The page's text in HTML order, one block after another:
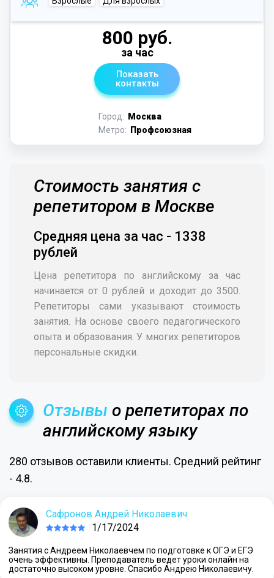
Город:
Москва
Метро:
Профсоюзная
800 руб.
за час
Показать
контакты
Стоимость занятия с
репетитором в Москве
Средняя цена за час - 1338
рублей
Цена репетитора по английскому за час
начинается от 0 рублей и доходит до 3500.
Репетиторы сами указывают стоимость
занятия. На основе своего педагогического
опыта и образования. У многих репетиторов
персональные скидки.
Отзывы о репетиторах по
английскому языку
280 отзывов оставили клиенты. Средний рейтинг
- 4.8.
Сафронов Андрей Николаевич
1/17/2024
Занятия с Андреем Николаевчем по подготовке к ОГЭ и ЕГЭ
очень эффективны. Преподаватель ведет уроки онлайн на
достаточно высоком уровне. Спасибо Андрею Николаевичу.